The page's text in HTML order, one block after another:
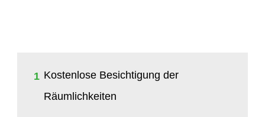
1 Kostenlose Besichtigung der
Räumlichkeiten